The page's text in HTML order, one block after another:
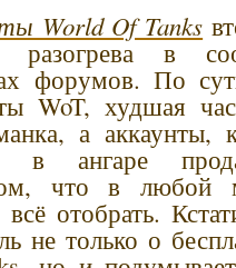
World Of Tanks
разогрева в
форумов. По
WoT, худшая
а аккаунты,
в ангаре
что в любой
отобрать.
не только о